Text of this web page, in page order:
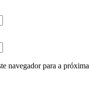
navegador para a